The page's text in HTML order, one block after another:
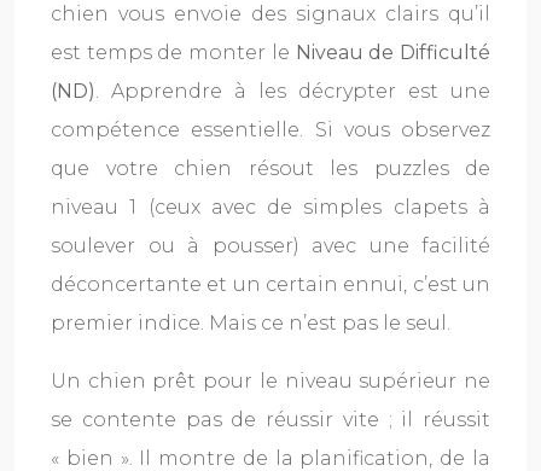
chien vous envoie des signaux clairs qu’il
est temps de monter le Niveau de Difficulté
(ND)
. Apprendre à les décrypter est une
compétence essentielle. Si vous observez
que votre chien résout les puzzles de
niveau 1 (ceux avec de simples clapets à
soulever ou à pousser) avec une facilité
déconcertante et un certain ennui, c’est un
premier indice. Mais ce n’est pas le seul.
Un chien prêt pour le niveau supérieur ne
se contente pas de réussir vite ; il réussit
« bien ». Il montre de la planification, de la